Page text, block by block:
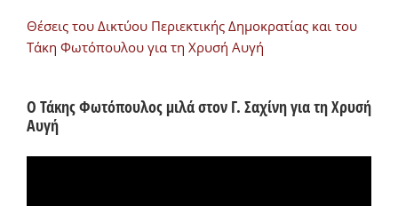
Θέσεις του Δικτύου Περιεκτικής Δημοκρατίας και του
Τάκη Φωτόπουλου για τη Χρυσή Αυγή
Ο Τάκης Φωτόπουλος μιλά στον Γ. Σαχίνη για τη Χρυσή
Αυγή